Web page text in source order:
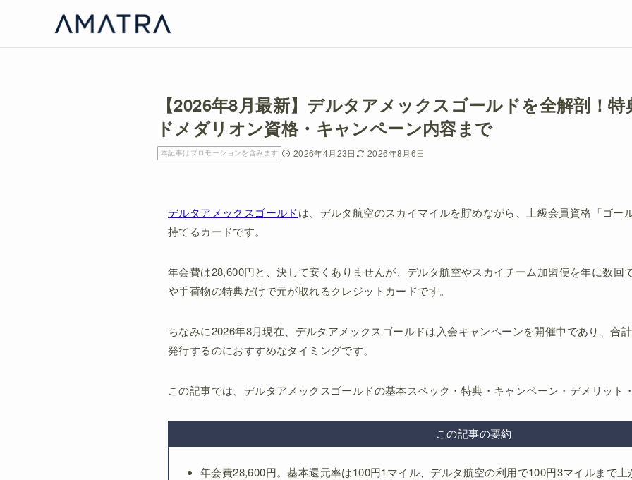
【2026年8月最新】デルタアメックスゴールドを全解剖！
ドメダリオン資格・キャンペーン内容まで
本記事はプロモーションを含みます 2026年4月23日 2026年8月6日
デルタアメックスゴールドは、デルタ航空のスカイマイルを貯めながら、上級会員資格「ゴー
持てるカードです。
年会費は28,600円と、決して安くありませんが、デルタ航空やスカイチーム加盟便を年に数回
や手荷物の特典だけで元が取れるクレジットカードです。
ちなみに2026年8月現在、デルタアメックスゴールドは入会キャンペーンを開催中であり、合
発行するのにおすすめなタイミングです。
この記事では、デルタアメックスゴールドの基本スペック・特典・キャンペーン・デメリット
この記事の要約
年会費28,600円。基本還元率は100円1マイル、デルタ航空の利用で100円3マイルまで上